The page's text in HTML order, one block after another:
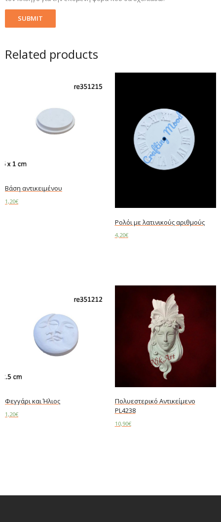
Related products
Βάση αντικειμένου
1,20€
Ρολόι με λατινικούς αριθμούς
4,20€
Φεγγάρι και Ήλιος
1,20€
Πολυεστερικό Αντικείμενο
PL4238
10,90€